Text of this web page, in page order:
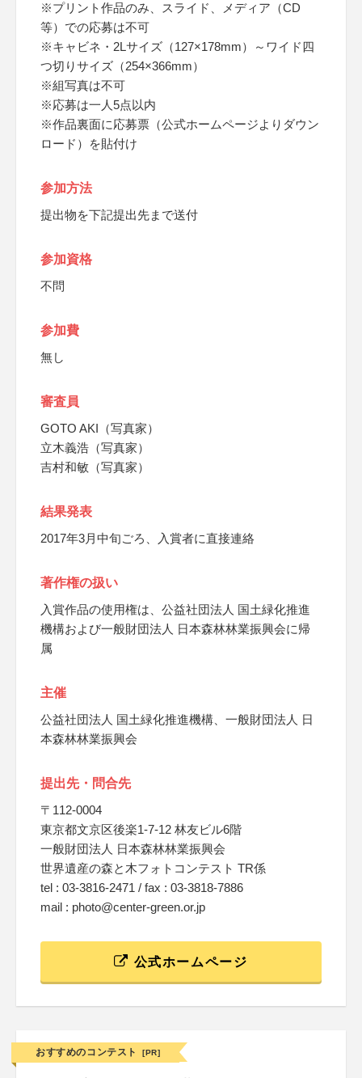
※プリント作品のみ、スライド、メディア（CD
等）での応募は不可
※キャビネ・2Lサイズ（127×178mm）～ワイド四
つ切りサイズ（254×366mm）
※組写真は不可
※応募は一人5点以内
※作品裏面に応募票（公式ホームページよりダウン
ロード）を貼付け
参加方法
提出物を下記提出先まで送付
参加資格
不問
参加費
無し
審査員
GOTO AKI（写真家）
立木義浩（写真家）
吉村和敏（写真家）
結果発表
2017年3月中旬ごろ、入賞者に直接連絡
著作権の扱い
入賞作品の使用権は、公益社団法人 国土緑化推進
機構および一般財団法人 日本森林林業振興会に帰
属
主催
公益社団法人 国土緑化推進機構、一般財団法人 日
本森林林業振興会
提出先・問合先
〒112-0004
東京都文京区後楽1-7-12 林友ビル6階
一般財団法人 日本森林林業振興会
世界遺産の森と木フォトコンテスト TR係
tel : 03-3816-2471 / fax : 03-3818-7886
mail : photo@center-green.or.jp
公式ホームページ
おすすめのコンテスト [PR]